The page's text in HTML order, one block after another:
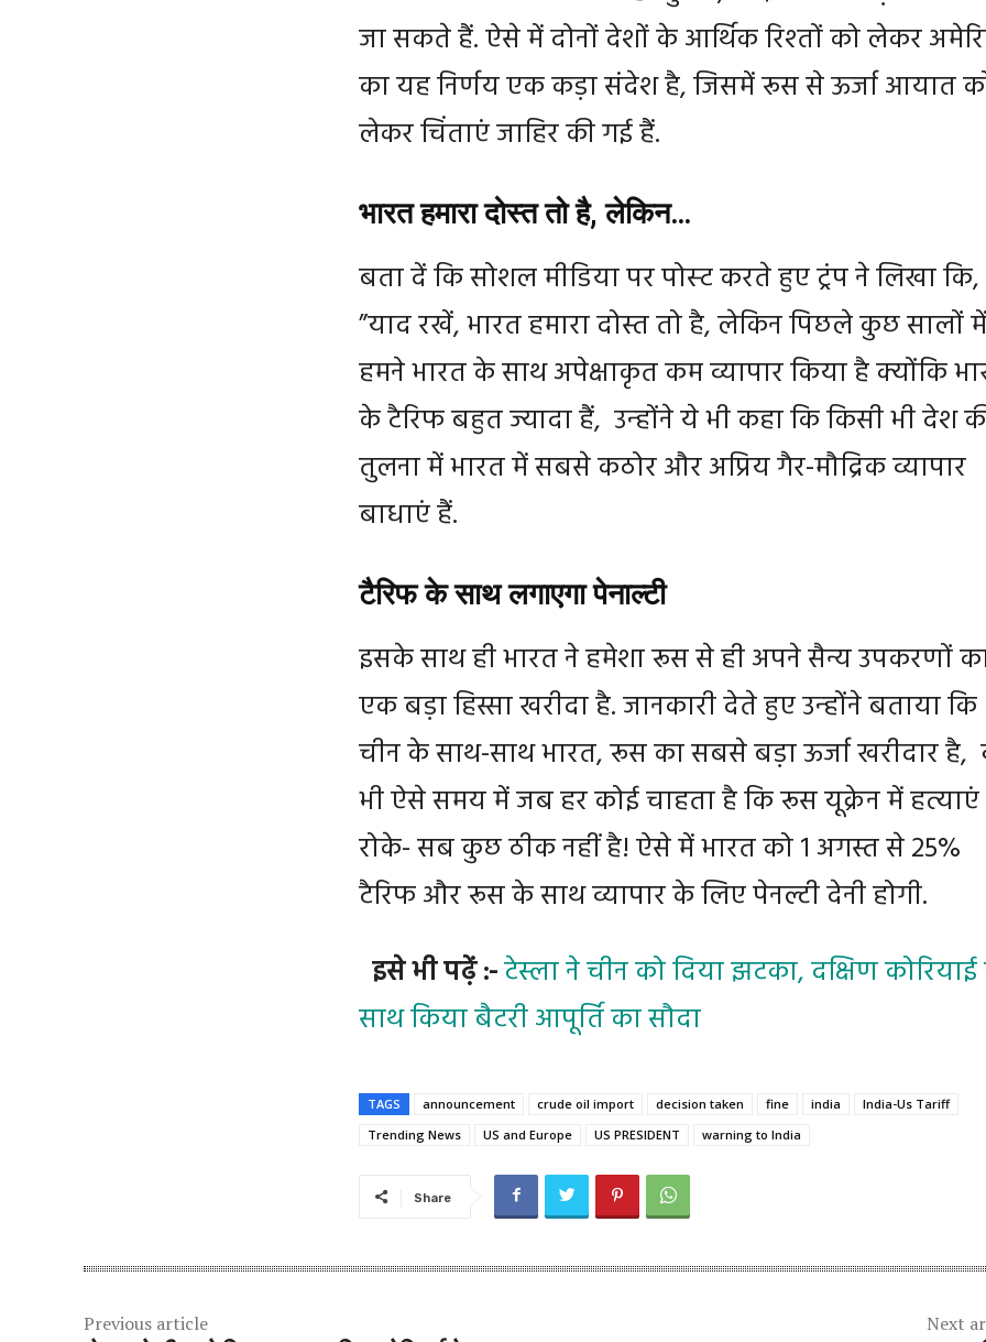
जा सकते हैं. ऐसे में दोनों देशों के आर्थिक रिश्‍तों को लेकर
का यह निर्णय एक कड़ा संदेश है, जिसमें रूस से ऊर्जा आयात
लेकर चिंताएं जाहिर की गई हैं.
भारत हमारा दोस्त तो है,लेकिन…
बता दें कि सोशल मीडिया पर पोस्‍ट करते हुए ट्रंप ने लिखा कि,
”याद रखें, भारत हमारा दोस्त तो है, लेकिन पिछले कुछ सालों में
हमने भारत के साथ अपेक्षाकृत कम व्यापार किया है क्योंकि
के टैरिफ बहुत ज्यादा हैं, उन्‍होंने ये भी कहा कि किसी भी देश
तुलना में भारत में सबसे कठोर और अप्रिय गैर-मौद्रिक व्यापार
बाधाएं हैं.
टैरिफ के साथ लगाएगा पेनाल्टी
इसके साथ ही भारत ने हमेशा रूस से ही अपने सैन्य उपकरणों
एक बड़ा हिस्सा खरीदा है. जानकारी देते हुए उन्‍होंने बताया कि
चीन के साथ-साथ भारत, रूस का सबसे बड़ा ऊर्जा खरीदार है,
भी ऐसे समय में जब हर कोई चाहता है कि रूस यूक्रेन में हत्याएं
रोके- सब कुछ ठीक नहीं है! ऐसे में भारत को 1 अगस्त से 25%
टैरिफ और रूस के साथ व्यापार के लिए पेनल्टी देनी होगी.
इसे भी पढ़ें :-टेस्ला ने चीन को दिया झटका, दक्षिण
साथ किया बैटरी आपूर्ति का सौदा
TAGS announcement crude oil import decision taken fine india
India-Us Tariff
Trending News
US and Europe US PRESIDENT warning to India
Share
Previous article Next